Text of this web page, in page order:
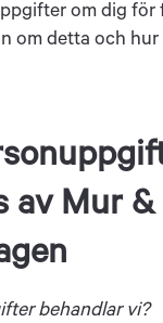
om dig för
om detta och
av Mur &
behandlar vi?